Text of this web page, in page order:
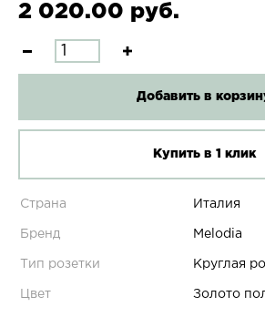
2 020.00 руб.
Добавить в
Купить в 1 клик
Страна Италия
Бренд Melodia
Тип розетки Круглая
Цвет Золото